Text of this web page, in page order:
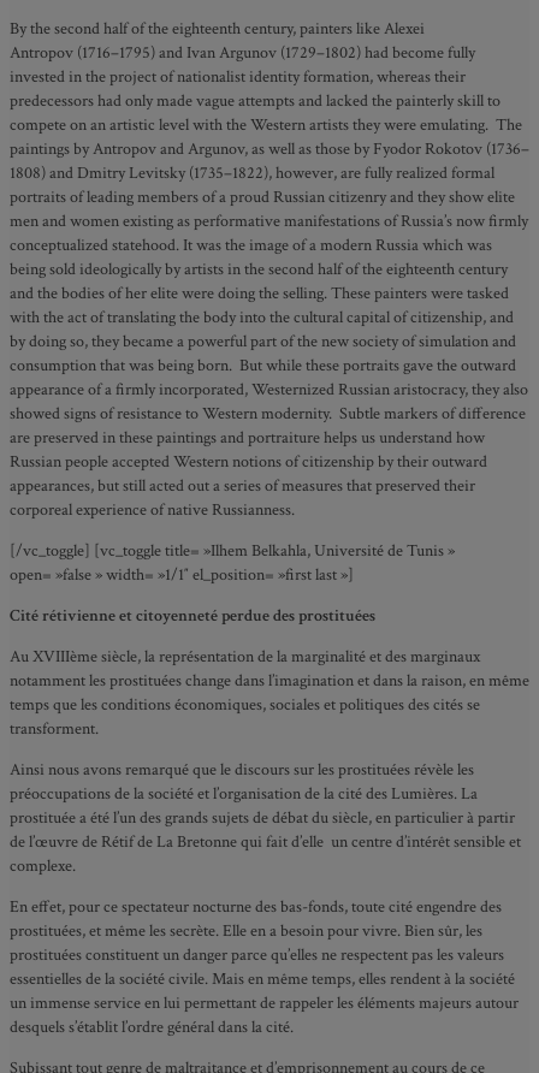
By the second half of the eighteenth century, painters like Alexei
Antropov (1716–1795) and Ivan Argunov (1729–1802) had become fully
invested in the project of nationalist identity formation, whereas their
predecessors had only made vague attempts and lacked the painterly skill to
compete on an artistic level with the Western artists they were emulating. The
paintings by Antropov and Argunov, as well as those by Fyodor Rokotov (1736–
1808) and Dmitry Levitsky (1735–1822), however, are fully realized formal
portraits of leading members of a proud Russian citizenry and they show elite
men and women existing as performative manifestations of Russia’s now firmly
conceptualized statehood. It was the image of a modern Russia which was
being sold ideologically by artists in the second half of the eighteenth century
and the bodies of her elite were doing the selling. These painters were tasked
with the act of translating the body into the cultural capital of citizenship, and
by doing so, they became a powerful part of the new society of simulation and
consumption that was being born. But while these portraits gave the outward
appearance of a firmly incorporated, Westernized Russian aristocracy, they also
showed signs of resistance to Western modernity. Subtle markers of difference
are preserved in these paintings and portraiture helps us understand how
Russian people accepted Western notions of citizenship by their outward
appearances, but still acted out a series of measures that preserved their
corporeal experience of native Russianness.
[/vc_toggle] [vc_toggle title= »Ilhem Belkahla, Université de Tunis »
open= »false » width= »1/1″ el_position= »first last »]
Cité rétivienne et citoyenneté perdue des prostituées
Au XVIIIème siècle, la représentation de la marginalité et des marginaux
notamment les prostituées change dans l’imagination et dans la raison, en même
temps que les conditions économiques, sociales et politiques des cités se
transforment.
Ainsi nous avons remarqué que le discours sur les prostituées révèle les
préoccupations de la société et l’organisation de la cité des Lumières. La
prostituée a été l’un des grands sujets de débat du siècle, en particulier à partir
de l’œuvre de Rétif de La Bretonne qui fait d’elle un centre d’intérêt sensible et
complexe.
En effet, pour ce spectateur nocturne des bas-fonds, toute cité engendre des
prostituées, et même les secrète. Elle en a besoin pour vivre. Bien sûr, les
prostituées constituent un danger parce qu’elles ne respectent pas les valeurs
essentielles de la société civile. Mais en même temps, elles rendent à la société
un immense service en lui permettant de rappeler les éléments majeurs autour
desquels s’établit l’ordre général dans la cité.
Subissant tout genre de maltraitance et d’emprisonnement au cours de ce